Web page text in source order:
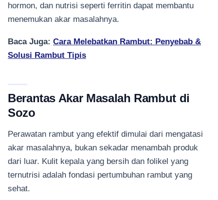
hormon, dan nutrisi seperti ferritin dapat membantu
menemukan akar masalahnya.
Baca Juga: Cara Melebatkan Rambut: Penyebab &
Solusi Rambut Tipis
Berantas Akar Masalah Rambut di
Sozo
Perawatan rambut yang efektif dimulai dari mengatasi
akar masalahnya, bukan sekadar menambah produk
dari luar. Kulit kepala yang bersih dan folikel yang
ternutrisi adalah fondasi pertumbuhan rambut yang
sehat.